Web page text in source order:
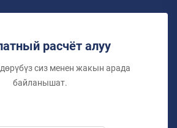
расчёт алуу
сиз менен жакын арада
байланышат.